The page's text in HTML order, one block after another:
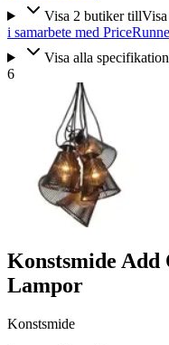
Visa 2 butiker till
i samarbete med
Visa alla
6
Konstsmide Add
Lampor
Konstsmide